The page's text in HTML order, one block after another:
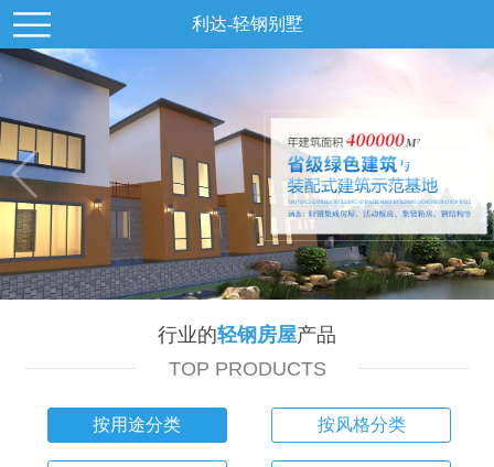
利达-轻钢别墅
行业的轻钢房屋产品
TOP PRODUCTS
按用途分类 按风格分类